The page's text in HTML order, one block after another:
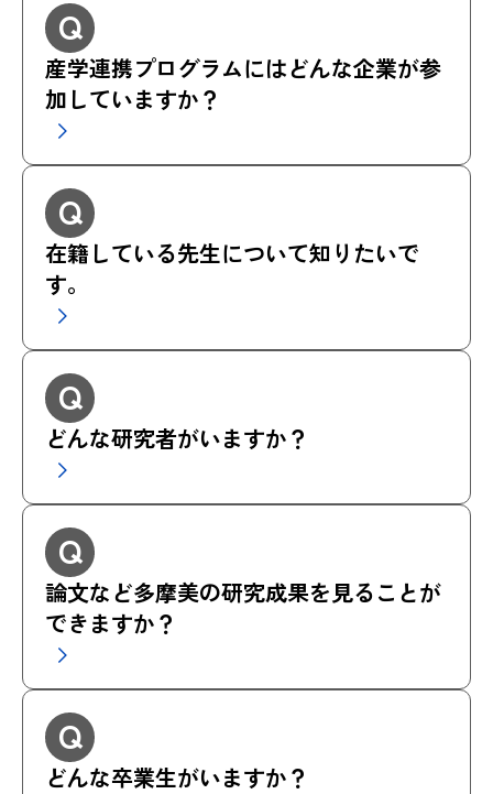
Q
産学連携プログラムにはどんな企業が参
加していますか？
Q
在籍している先生について知りたいで
す。
Q
どんな研究者がいますか？
Q
論文など多摩美の研究成果を見ることが
できますか？
Q
どんな卒業生がいますか？